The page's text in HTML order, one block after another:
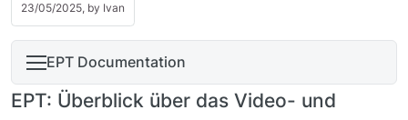
23/05/2025, by Ivan
EPT Documentation
EPT: Überblick über das Video- und